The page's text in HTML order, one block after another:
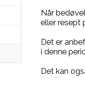
Når
eller resept
Det er
i denne
Det kan